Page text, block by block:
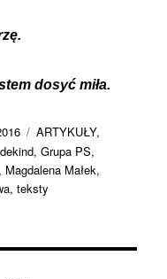
dosyć miła.
Kategorie
ARTYKUŁY,
,Grupa PS,
, Magdalena Małek,
,teksty